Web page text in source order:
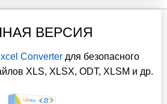
ВЕРСИЯ
Converterдля безопасного
XLS, XLSX, ODT, XLSM и др.